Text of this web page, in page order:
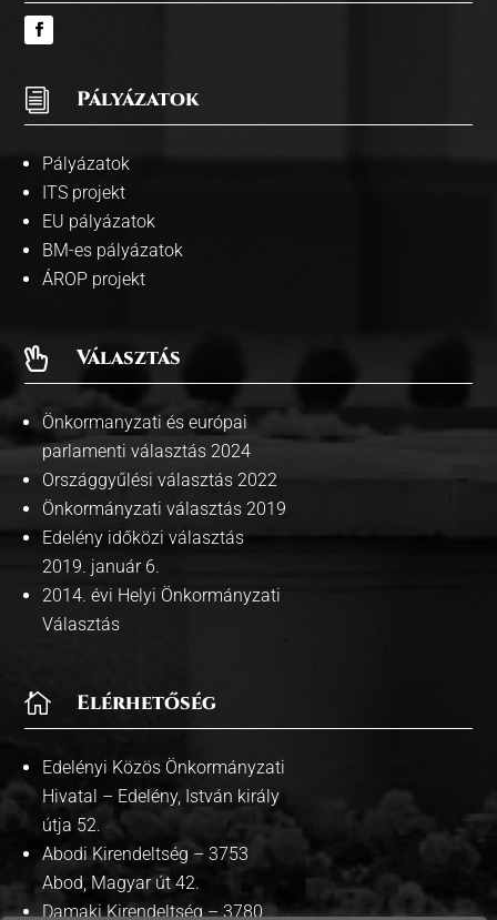
i Pályázatok
Pályázatok
ITS projekt
EU pályázatok
BM-es pályázatok
ÁROP projekt
 Választás
Önkormanyzati és európai
parlamenti választás 2024
Országgyűlési választás 2022
Önkormányzati választás 2019
Edelény időközi választás
2019. január 6.
2014. évi Helyi Önkormányzati
Választás
 Elérhetőség
Edelényi Közös Önkormányzati
Hivatal – Edelény, István király
útja 52.
Abodi Kirendeltség – 3753
Abod, Magyar út 42.
Damaki Kirendeltség – 3780